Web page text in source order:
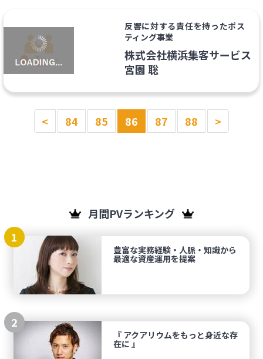
反響に対する責任を持ったポス
ティング事業
株式会社横浜集客サービス
宮園 聡
< 84 85 86 87 88 >
月間PVランキング
1
豊富な実務経験・人脈・知識から
最適な資産運用を提案
2
『 アクアリウムをもっと身近な存
在に 』